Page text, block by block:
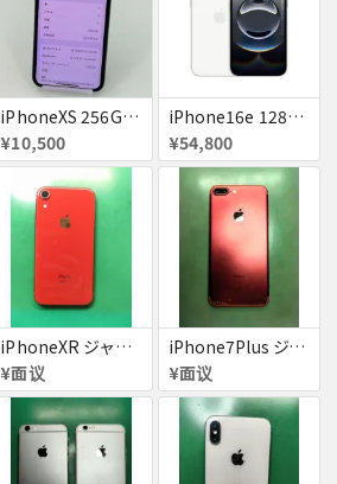
iPhoneXS 256GB 赤ロム 超美品 SoftBank ジャンク スペースグレイ MTE02J/A 送料無料
¥10,500
iPhone16e 128GB ホワイト 送料無料
¥54,800
iPhoneXR ジャンク品
¥面议
iPhone7Plus ジャンク品
¥面议